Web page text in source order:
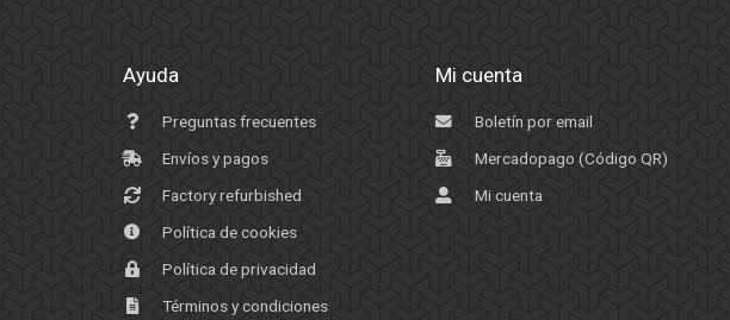
Ayuda
Preguntas frecuentes
Envíos y pagos
Factory refurbished
Política de cookies
Política de privacidad
Términos y condiciones
Mi cuenta
Boletín por email
Mercadopago (Código QR)
Mi cuenta